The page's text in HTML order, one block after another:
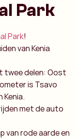
Park
Park!
van Kenia
twee delen: Oost
is Tsavo
met de auto
van rode aarde en